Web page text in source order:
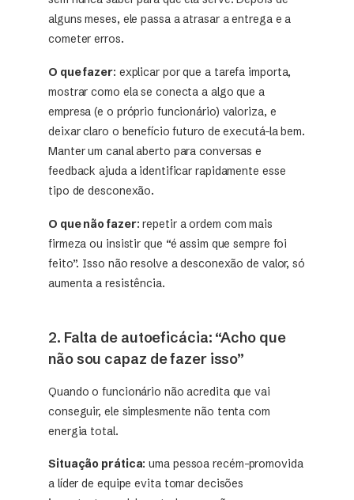
alguns meses, ele passa a atrasar a entrega e a
cometer erros.
O que fazer: explicar por que a tarefa importa,
mostrar como ela se conecta a algo que a
empresa (e o próprio funcionário) valoriza, e
deixar claro o benefício futuro de executá-la bem.
Manter um canal aberto para conversas e
feedback ajuda a identificar rapidamente esse
tipo de desconexão.
O que não fazer: repetir a ordem com mais
firmeza ou insistir que “é assim que sempre foi
feito”. Isso não resolve a desconexão de valor, só
aumenta a resistência.
2. Falta de autoeficácia: “Acho que
não sou capaz de fazer isso”
Quando o funcionário não acredita que vai
conseguir, ele simplesmente não tenta com
energia total.
Situação prática: uma pessoa recém-promovida
a líder de equipe evita tomar decisões